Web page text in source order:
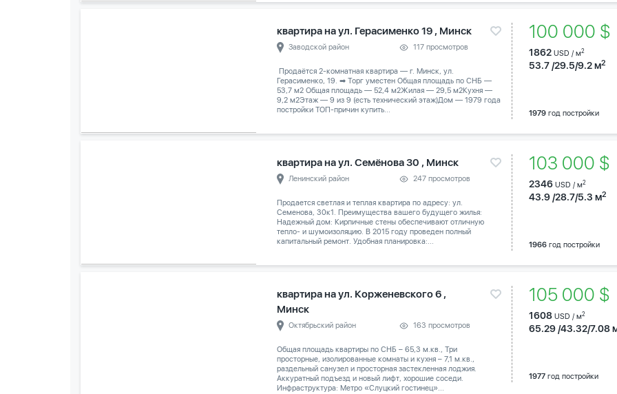
квартира на ул. Герасименко 19 , Минск
Заводской район 117 просмотров
️ Продаётся 2-комнатная квартира — г. Минск, ул.
Герасименко, 19. ➡ Торг уместен Общая площадь по СНБ —
53,7 м2 Общая площадь — 52,4 м2Жилая — 29,5 м2Кухня —
9,2 м2Этаж — 9 из 9 (есть технический этаж)Дом — 1979 года
постройки ТОП-причин купить...
100 000
1862 USD / м2
53.7 /29.5/9.2 м2
1979год постройки
квартира на ул. Семёнова 30 , Минск
Ленинский район 247 просмотров
Продается светлая и теплая квартира по адресу: ул.
Семенова, 30к1. Преимущества вашего будущего жилья:
Надежный дом: Кирпичные стены обеспечивают отличную
тепло- и шумоизоляцию. В 2015 году проведен полный
капитальный ремонт. Удобная планировка:...
103 000 $
2346 USD / м2
43.9 /28.7/5.3 м2
1966год постройки
квартира на ул. Корженевского 6 ,
Минск
Октябрьский район 163 просмотров
Общая площадь квартиры по СНБ – 65,3 м.кв., Три
просторные, изолированные комнаты и кухня – 7,1 м.кв.,
раздельный санузел и просторная застекленная лоджия.
Аккуратный подъезд и новый лифт, хорошие соседи.
Инфраструктура: Метро «Слуцкий гостинец»...
105 000 $
1608 USD / м2
65.29 /43.32/7.08
1977год постройки